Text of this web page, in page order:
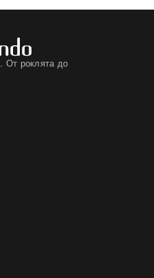
От роклята до